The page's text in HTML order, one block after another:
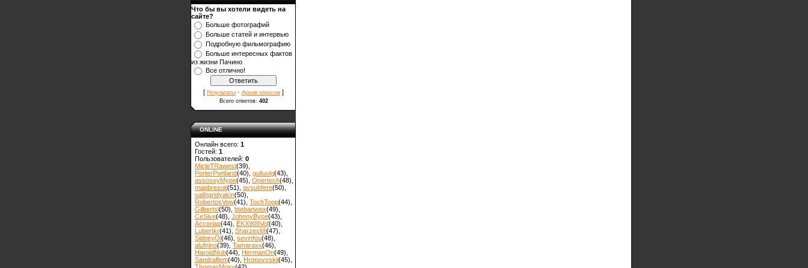
Что бы вы хотели видеть на
сайте?
Больше фотографий
Больше статей и интервью
Подробную фильмографию
Больше интересных фактов
из жизни Пачино
Все отлично!
[ Результаты · Архив опросов ]
Всего ответов: 402
ONLINE
Онлайн всего: 1
Гостей: 1
Пользователей: 0
MicleTRawest(39)
PorterPortland(40) gulluolg(43)
assossyMype(45) Opertech(48)
mapbresoti(51) avsubfere(50)
salihgridyakin(50)
RobertosVow(41) TochToop(44)
Gilbertsl(50) btebanwex(49)
CeSive(48) JohnnyBype(43)
Accoriap(44) EKX909Vof(40)
Lubertkr(41) SharzesMi(47)
SidneyOl(46) sevinfou(48)
alufnino(39) Tamaraxx(46)
HaroldNub(44) HermanOn(49)
Sandraflem(40) Hronovsskii(45)